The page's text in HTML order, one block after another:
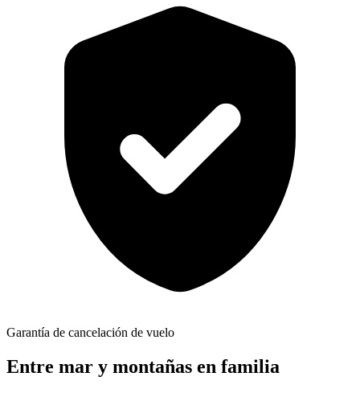
Garantía de cancelación de vuelo
Entre mar y montañas en familia